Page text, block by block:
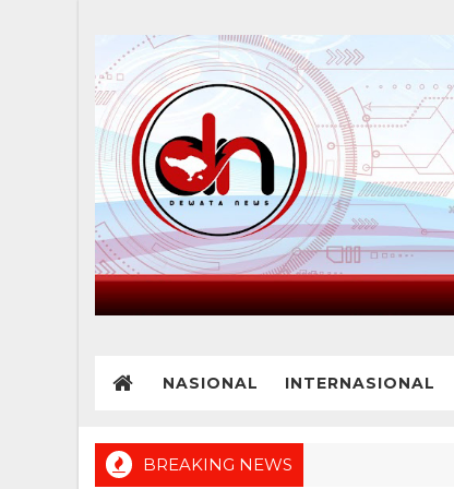
NASIONAL INTERNASIONAL
BREAKING NEWS